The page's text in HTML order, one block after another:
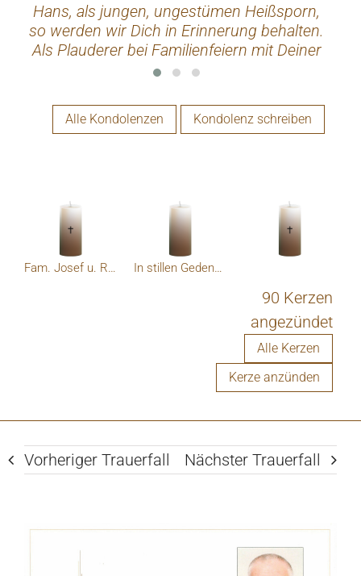
Hans, als jungen, ungestümen Heißsporn,
so werden wir Dich in Erinnerung behalten.
Als Plauderer bei Familienfeiern mit Deiner
Schwester Helga, die leider auch schon
Deinem Lebenslauf auch ein wichtiger
Bestandteil. Hans, wir wünschen uns für
vermittelt, wenn wir in den Himmel sehen!
Hans, Danke, dass wir Dich kennenlernen
durften! Josef und Ingrid Bauer, Beate
Bauer, Ursula und Gerald Bauer
Alle Kondolenzen Kondolenz schreiben
Fam. Josef u. Roswitha Gruber In stillen Gedenken letzte Grüße
90 Kerzen
angezündet
Alle Kerzen
Kerze anzünden
Vorheriger Trauerfall Nächster Trauerfall